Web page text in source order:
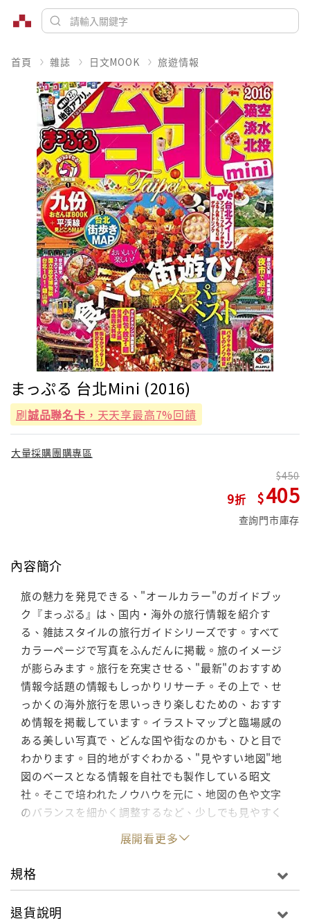
首頁 雜誌 日文MOOK 旅遊情報
まっぷる 台北Mini (2016)
刷誠品聯名卡 ，天天享最高7%回饋
大量採購團購專區
9
450
405
查詢門市庫存
內容簡介
旅の魅力を発見できる、"オールカラー"のガイドブッ
ク『まっぷる』は、国内・海外の旅行情報を紹介す
る、雑誌スタイルの旅行ガイドシリーズです。すべて
カラーページで写真をふんだんに掲載。旅のイメージ
が膨らみます。旅行を充実させる、"最新"のおすすめ
情報今話題の情報もしっかりリサーチ。その上で、せ
っかくの海外旅行を思いっきり楽しむための、おすす
め情報を掲載しています。イラストマップと臨場感の
ある美しい写真で、どんな国や街なのかも、ひと目で
わかります。目的地がすぐわかる、"見やすい地図"地
図のベースとなる情報を自社でも製作している昭文
社。そこで培われたノウハウを元に、地図の色や文字
のバランスを細かく調整するなど、少しでも見やすく
展開看更多
規格
退貨說明